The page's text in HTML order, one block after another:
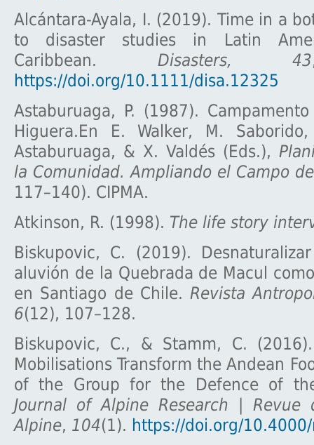
Alcántara-Ayala, I. (2019). Time in a
to disaster studies in Latin
Caribbean. Disasters, 43
https://doi.org/10.1111/disa.12325
Astaburuaga, P. (1987).
Higuera.En E. Walker, M.
Astaburuaga, & X. Valdés (Eds.),
la Comunidad. Ampliando el Campo
117–140). CIPMA.
Atkinson, R. (1998). The life story
Biskupovic, C. (2019).
aluvión de la Quebrada de Macul
en Santiago de Chile.Revista
6(12), 107–128.
Biskupovic, C., & Stamm, C.
Mobilisations Transform the Andean
of the Group for the Defence of
Journal of Alpine Research | Revue
Alpine, 104(1). https://doi.org/